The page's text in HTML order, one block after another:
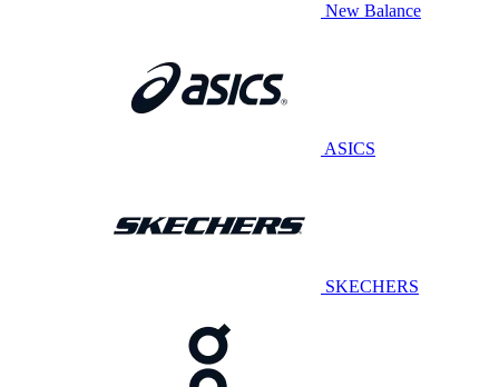
New Balance
ASICS
SKECHERS